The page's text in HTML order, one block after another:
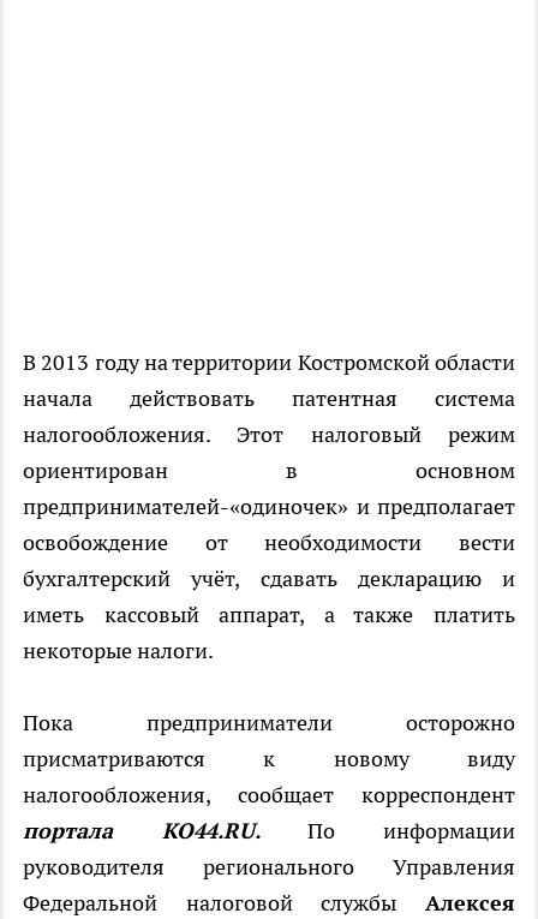
В 2013 году на территории Костромской области
начала действовать патентная система
налогообложения. Этот налоговый режим
ориентирован в основном
предпринимателей-«одиночек» и предполагает
освобождение от необходимости вести
бухгалтерский учёт, сдавать декларацию и
иметь кассовый аппарат, а также платить
некоторые налоги.
Пока предприниматели осторожно
присматриваются к новому виду
налогообложения, сообщает корреспондент
портала КО44.RU.По информации
руководителя регионального Управления
Федеральной налоговой службы Алексея